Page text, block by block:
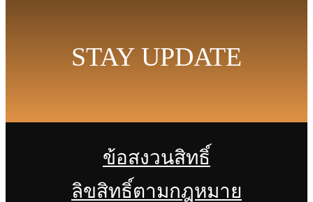
STAY UPDATE
ข้อสงวนสิทธิ์
ลิขสิทธิ์ตามกฎหมาย